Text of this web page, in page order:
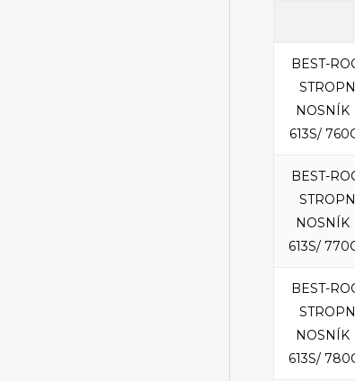
BEST-
NOSNÍK
613S/
BEST-
NOSNÍK
613S/
BEST-
NOSNÍK
613S/